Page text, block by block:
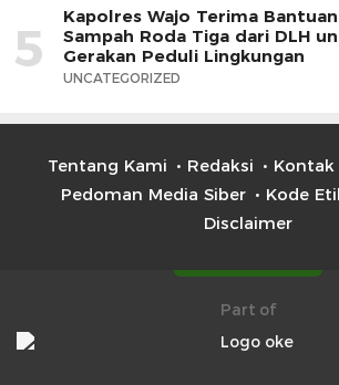
5
Kapolres Wajo Terima
Sampah Roda Tiga dari DLH
Gerakan Peduli Lingkungan
UNCATEGORIZED
Tentang Kami Redaksi Kontak
Pedoman Media Siber
Kode
Disclaimer
Part of